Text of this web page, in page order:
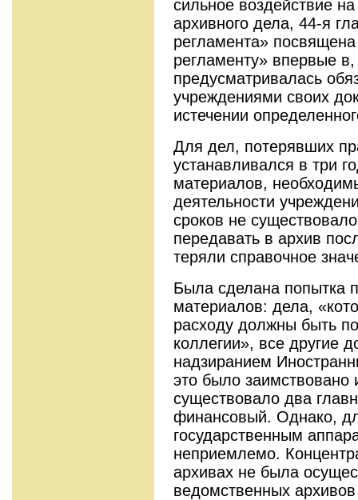
сильное воздействие
архивного дела, 44-я
регламента»
регламенту» впервые
предусматривалась
учреждениями своих
истечении
Для дел, потерявших
устанавливался в три
материалов,
деятельности
сроков не
передавать в архив
теряли справочное
Была сделана попытка
материалов: дела,
расходу должны быть
коллегии», все другие
надзиранием
это было
существовало два
финансовый. Однако,
государственным
неприемлемо.
архивах не была
ведомственных